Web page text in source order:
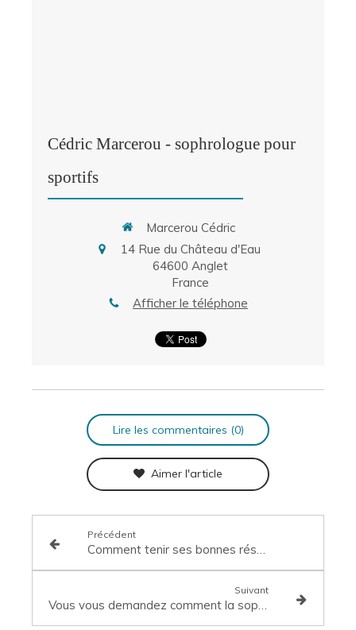
Cédric Marcerou - sophrologue pour
sportifs
Marcerou Cédric
14 Rue du Château d'Eau
64600 Anglet
France
Afficher le téléphone
Lire les commentaires (0)
Aimer l'article
Précédent
Comment tenir ses bonnes résolutions pour 2022 grâce à la sophrologie?
Suivant
Vous vous demandez comment la sophrologie peut vous aider à gérer votre stress en période d'examen ?